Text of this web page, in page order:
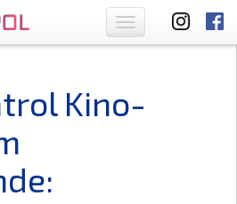
Toggle
navigation
Kino-